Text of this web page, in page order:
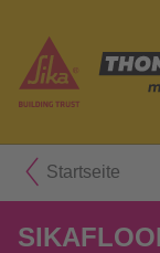
Startseite